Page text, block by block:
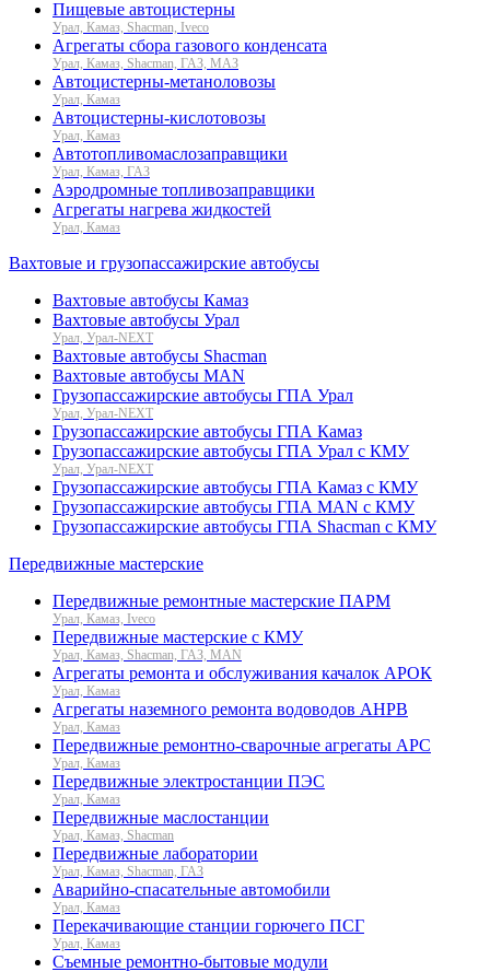
Пищевые автоцистерны
Урал, Камаз, Shacman, Iveco
Агрегаты сбора газового конденсата
Урал, Камаз, Shacman, ГАЗ, МАЗ
Автоцистерны-метаноловозы
Урал, Камаз
Автоцистерны-кислотовозы
Урал, Камаз
Автотопливомаслозаправщики
Урал, Камаз, ГАЗ
Аэродромные топливозаправщики
Агрегаты нагрева жидкостей
Урал, Камаз
Вахтовые и грузопассажирские автобусы
Вахтовые автобусы Камаз
Вахтовые автобусы Урал
Урал, Урал-NEXT
Вахтовые автобусы Shacman
Вахтовые автобусы MAN
Грузопассажирские автобусы ГПА Урал
Урал, Урал-NEXT
Грузопассажирские автобусы ГПА Камаз
Грузопассажирские автобусы ГПА Урал с КМУ
Урал, Урал-NEXT
Грузопассажирские автобусы ГПА Камаз с КМУ
Грузопассажирские автобусы ГПА MAN с КМУ
Грузопассажирские автобусы ГПА Shacman с КМУ
Передвижные мастерские
Передвижные ремонтные мастерские ПАРМ
Урал, Камаз, Iveco
Передвижные мастерские с КМУ
Урал, Камаз, Shacman, ГАЗ, MAN
Агрегаты ремонта и обслуживания качалок АРОК
Урал, Камаз
Агрегаты наземного ремонта водоводов АНРВ
Урал, Камаз
Передвижные ремонтно-сварочные агрегаты АРС
Урал, Камаз
Передвижные электростанции ПЭС
Урал, Камаз
Передвижные маслостанции
Урал, Камаз, Shacman
Передвижные лаборатории
Урал, Камаз, Shacman, ГАЗ
Аварийно-спасательные автомобили
Урал, Камаз
Перекачивающие станции горючего ПСГ
Урал, Камаз
Съемные ремонтно-бытовые модули